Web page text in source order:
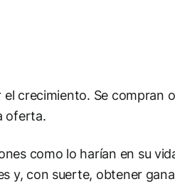
crecimiento. Se compran
oferta.
como lo harían en su
y, con suerte, obtener